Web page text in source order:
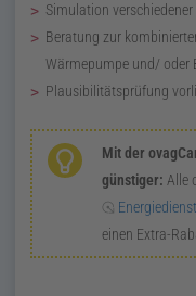
Simulation
Beratung zur
Wärmepumpe und/ oder
Plausibilitätsprüfung
Mit der
günstiger: Alle
einen Extra-